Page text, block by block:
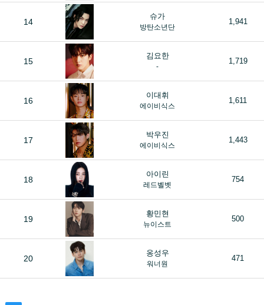
14
슈가
방탄소년단
1,941
15
김요한
-
1,719
16
이대휘
에이비식스
1,611
17
박우진
에이비식스
1,443
18
아이린
레드벨벳
754
19
황민현
뉴이스트
500
20
옹성우
워너원
471